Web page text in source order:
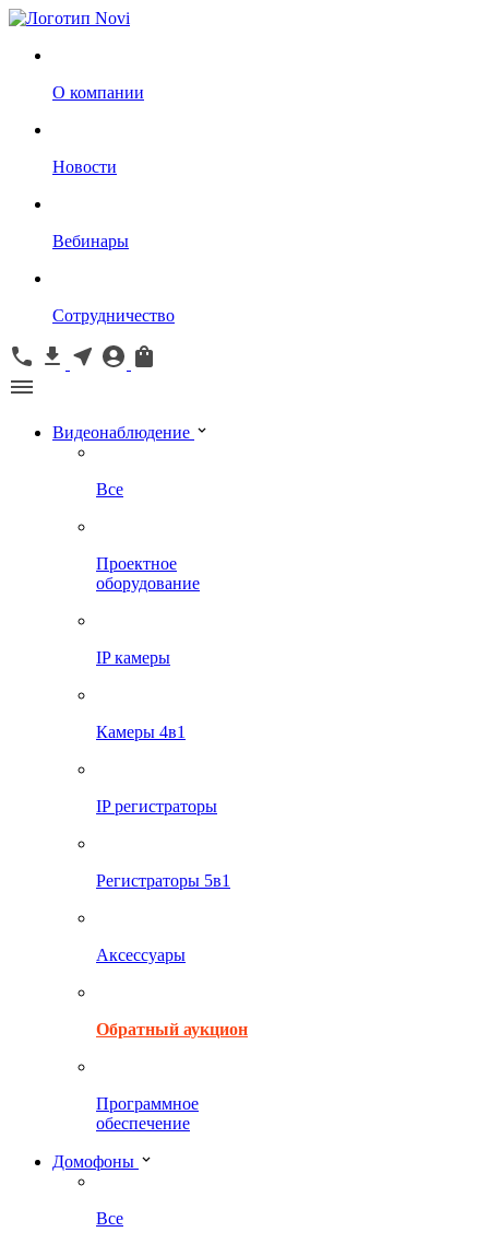
О компании
Новости
Вебинары
Сотрудничество
Видеонаблюдение
Все
Проектное
оборудование
IP камеры
Камеры 4в1
IP регистраторы
Регистраторы 5в1
Аксессуары
Обратный аукцион
Программное
обеспечение
Домофоны
Все